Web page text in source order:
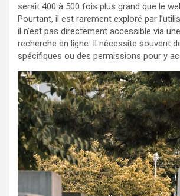
serait 400 à 500 fois plus grand que le
Pourtant, il est rarement exploré par
il n’est pas directement accessible via
recherche en ligne. Il nécessite souvent
spécifiques ou des permissions pour y